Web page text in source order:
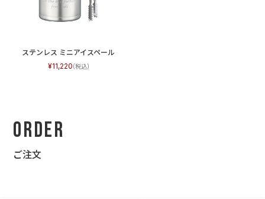
ステンレス ミニアイスペール
11,220
Order
ご注文